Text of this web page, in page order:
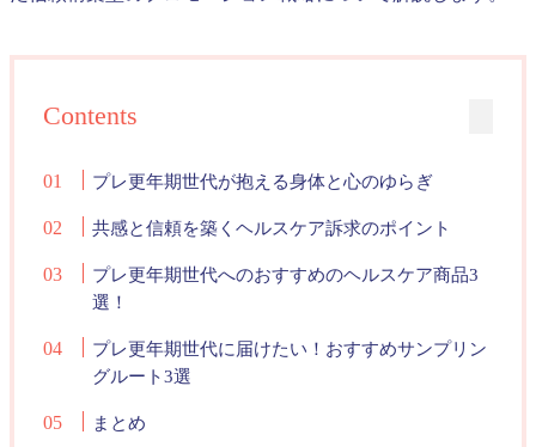
Contents
プレ更年期世代が抱える身体と心のゆらぎ
共感と信頼を築くヘルスケア訴求のポイント
プレ更年期世代へのおすすめのヘルスケア商品3
選！
プレ更年期世代に届けたい！おすすめサンプリン
グルート3選
まとめ